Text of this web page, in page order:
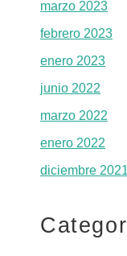
marzo 2023
febrero 2023
enero 2023
junio 2022
marzo 2022
enero 2022
diciembre 2021